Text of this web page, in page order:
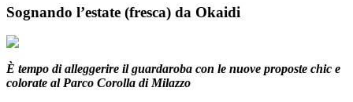
Sognando l’estate (fresca) da Okaidi
È tempo di alleggerire il guardaroba con le nuove proposte chic e
colorate al Parco Corolla di Milazzo